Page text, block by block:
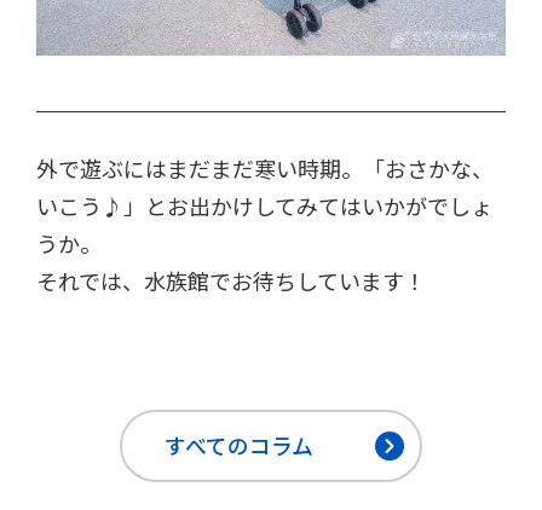
外で遊ぶにはまだまだ寒い時期。「おさかな、
いこう♪」とお出かけしてみてはいかがでしょ
うか。
それでは、水族館でお待ちしています！
すべてのコラム